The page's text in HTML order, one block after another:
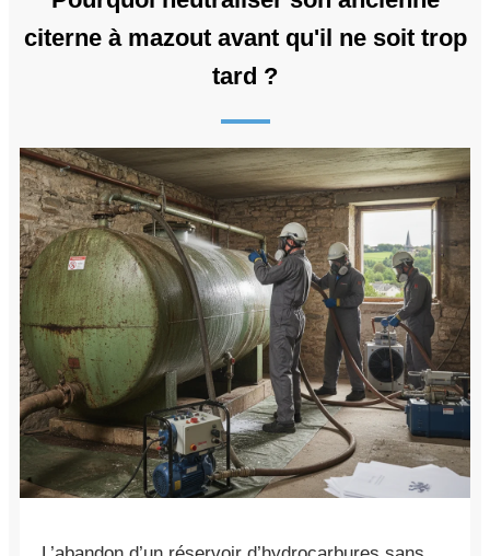
citerne à mazout avant qu'il ne soit trop
tard ?